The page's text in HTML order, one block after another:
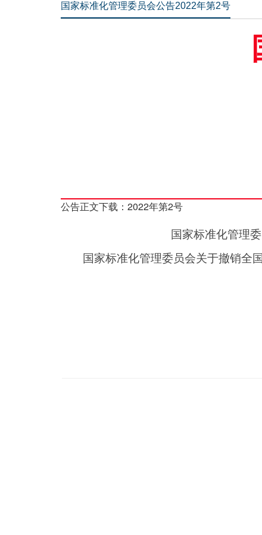
国家标准化管理委员会公告2022年第2号
公告正文下载： 2022年第2号
国家标准化管理
国家标准化管理委员会关于撤销全